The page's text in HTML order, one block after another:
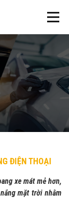
ĐIỆN THOẠI
xe mát mẻ hơn,
mặt trời nhằm